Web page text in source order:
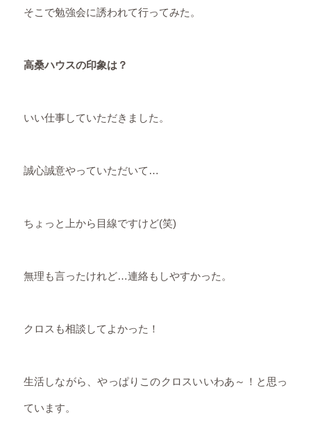
そこで勉強会に誘われて行ってみた。
高桑ハウスの印象は？
いい仕事していただきました。
誠心誠意やっていただいて…
ちょっと上から目線ですけど(笑)
無理も言ったけれど…連絡もしやすかった。
クロスも相談してよかった！
生活しながら、やっぱりこのクロスいいわあ～！と思っ
ています。